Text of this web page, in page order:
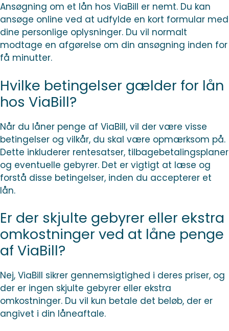
Ansøgning om et lån hos ViaBill er nemt. Du kan
ansøge online ved at udfylde en kort formular med
dine personlige oplysninger. Du vil normalt
modtage en afgørelse om din ansøgning inden for
få minutter.
Hvilke betingelser gælder for lån
hos ViaBill?
Når du låner penge af ViaBill, vil der være visse
betingelser og vilkår, du skal være opmærksom på.
Dette inkluderer rentesatser, tilbagebetalingsplaner
og eventuelle gebyrer. Det er vigtigt at læse og
forstå disse betingelser, inden du accepterer et
lån.
Er der skjulte gebyrer eller ekstra
omkostninger ved at låne penge
af ViaBill?
Nej, ViaBill sikrer gennemsigtighed i deres priser, og
der er ingen skjulte gebyrer eller ekstra
omkostninger. Du vil kun betale det beløb, der er
angivet i din låneaftale.